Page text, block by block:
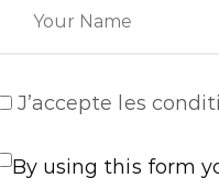
J’accepte les
By using this form